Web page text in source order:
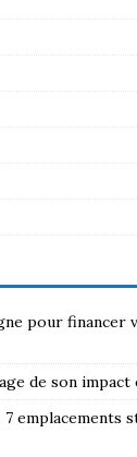
pour financer
de son
7 emplacements